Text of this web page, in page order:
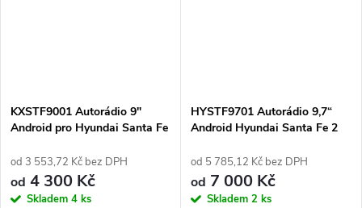
KXSTF9001 Autorádio 9"
Android pro Hyundai Santa Fe
od 3 553,72 Kč bez DPH
od 4 300 Kč
Skladem 4 ks
HYSTF9701 Autorádio 9,7“
Android Hyundai Santa Fe 2
od 5 785,12 Kč bez DPH
od 7 000 Kč
Skladem 2 ks